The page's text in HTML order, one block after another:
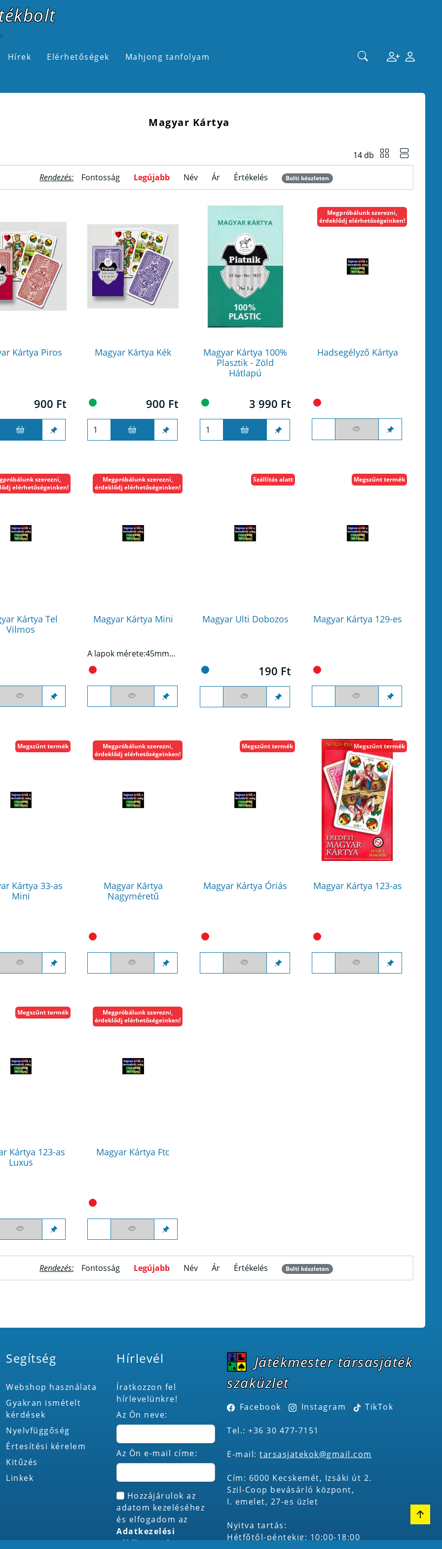
Hírek Elérhetőségek Mahjong tanfolyam
Magyar Kártya
14 db
Rendezés: Fontosság Legújabb Név Ár Értékelés Bolti készleten
Kártya Piros
900 Ft
Magyar Kártya Kék
900 Ft
Magyar Kártya 100%
Plasztik - Zöld
Hátlapú
3 990 Ft
Hadsegélyző Kártya
Megpróbálunk szerezni,
érdeklődj elérhetőségeinken!
Kártya Tel
Vilmos
szerezni,
elérhetőségeinken!
Magyar Kártya Mini
A lapok mérete:45mmx67mm
Megpróbálunk szerezni,
érdeklődj elérhetőségeinken!
Magyar Ulti Dobozos
Szállítás alatt
190 Ft
Magyar Kártya 129-es
Megszűnt termék
Kártya 33-as
Mini
Megszűnt termék
Magyar Kártya
Nagyméretű
Megpróbálunk szerezni,
érdeklődj elérhetőségeinken!
Magyar Kártya Óriás
Megszűnt termék
Magyar Kártya 123-as
Megszűnt termék
Kártya 123-as
Luxus
Megszűnt termék
Magyar Kártya Ftc
Megpróbálunk szerezni,
érdeklődj elérhetőségeinken!
Rendezés: Fontosság Legújabb Név Ár Értékelés Bolti készleten
Segítség
Webshop használata
Gyakran ismételt
kérdések
Nyelvfüggőség
Értesítési kérelem
Kitűzés
Linkek
Hírlevél
Íratkozzon fel
hírlevelünkre!
Az Ön neve:
Az Ön e-mail címe:
Hozzájárulok az
adatom kezeléséhez
és elfogadom az
Adatkezelési
tájékoztatót
Játékmester társasjáték
szaküzlet
Facebook Instagram TikTok
Tel.: +36 30 477-7151
E-mail: tarsasjatekok@gmail.com
Cím: 6000 Kecskemét, Izsáki út 2.
Szil-Coop bevásárló központ,
I. emelet, 27-es üzlet
Nyitva tartás:
Hétfőtől-péntekig: 10:00-18:00